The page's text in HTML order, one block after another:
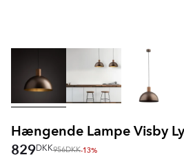
Hængende Lampe Visby
829DKK956DKK-13%